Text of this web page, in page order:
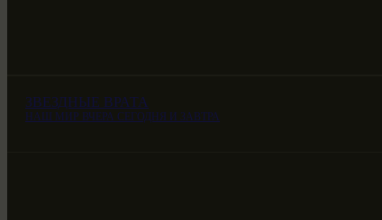
ЗВЕЗДНЫЕ ВРАТА
НАШ МИР ВЧЕРА СЕГОДНЯ И ЗАВТРА